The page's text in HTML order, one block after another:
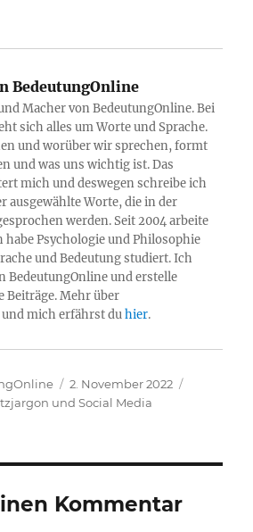
BedeutungOnline
Macher von BedeutungOnline. Bei
sich alles um Worte und Sprache.
und worüber wir sprechen, formt
und was uns wichtig ist. Das
mich und deswegen schreibe ich
ausgewählte Worte, die in der
werden. Seit 2004 arbeite
habe Psychologie und Philosophie
und Bedeutung studiert. Ich
BedeutungOnline und erstelle
Beiträge. Mehr über
und mich erfährst duhier.
Veröffentlicht
am
2. November 2022
und Social Media
Kommentar